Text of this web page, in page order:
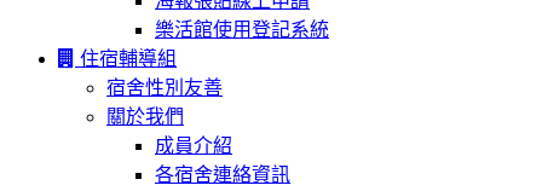
樂活館使用登記系統
住宿輔導組
宿舍性別友善
關於我們
成員介紹
各宿舍連絡資訊